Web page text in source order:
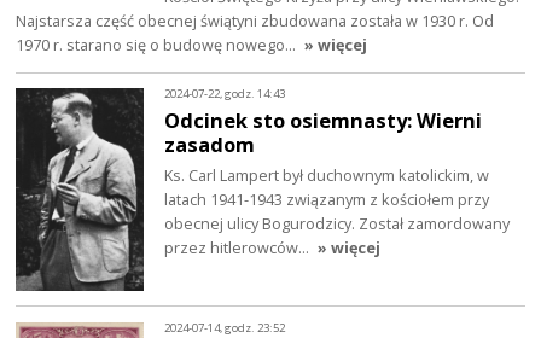
Najstarsza część obecnej świątyni zbudowana została w 1930 r. Od
1970 r. starano się o budowę nowego… » więcej
2024-07-22, godz. 14:43
Odcinek sto osiemnasty: Wierni
zasadom
Ks. Carl Lampert był duchownym katolickim, w
latach 1941-1943 związanym z kościołem przy
obecnej ulicy Bogurodzicy. Został zamordowany
przez hitlerowców… » więcej
2024-07-14, godz. 23:52